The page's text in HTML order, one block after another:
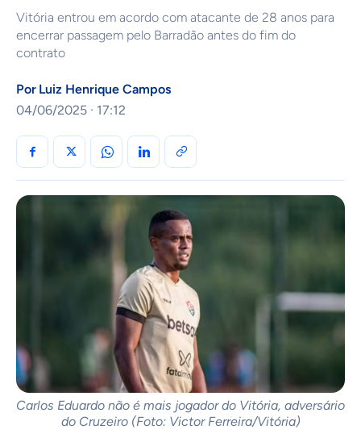
Vitória entrou em acordo com atacante de 28 anos para
encerrar passagem pelo Barradão antes do fim do
contrato
Por Luiz Henrique Campos
04/06/2025 · 17:12
Carlos Eduardo não é mais jogador do Vitória, adversário
do Cruzeiro (Foto: Victor Ferreira/Vitória)